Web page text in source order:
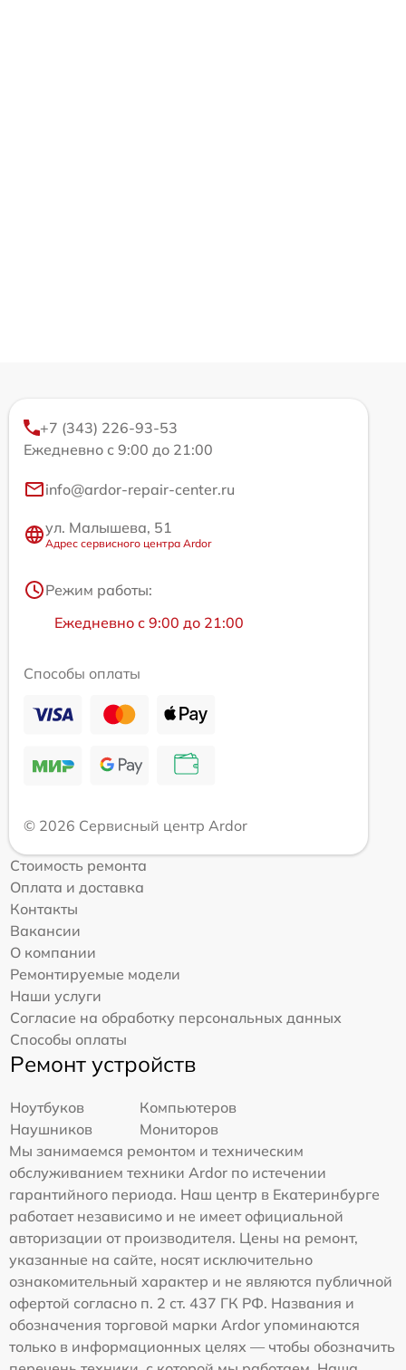
+7 (343) 226-93-53
Ежедневно с 9:00 до 21:00
info@ardor-repair-center.ru
ул. Малышева, 51
Адрес сервисного центра Ardor
Режим работы:
Ежедневно с 9:00 до 21:00
Способы оплаты
© 2026 Сервисный центр Ardor
Стоимость ремонта
Оплата и доставка
Контакты
Вакансии
О компании
Ремонтируемые модели
Наши услуги
Согласие на обработку персональных данных
Способы оплаты
Ремонт устройств
Ноутбуков
Компьютеров
Наушников
Мониторов
Мы занимаемся ремонтом и техническим
обслуживанием техники Ardor по истечении
гарантийного периода. Наш центр в Екатеринбурге
работает независимо и не имеет официальной
авторизации от производителя. Цены на ремонт,
указанные на сайте, носят исключительно
ознакомительный характер и не являются публичной
офертой согласно п. 2 ст. 437 ГК РФ. Названия и
обозначения торговой марки Ardor упоминаются
только в информационных целях — чтобы обозначить